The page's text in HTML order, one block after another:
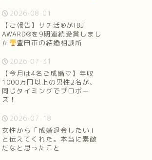
2026-08-01
【ご報告】サチ活®がIBJ
AWARD®を9期連続受賞しまし
た
豊田市の結婚相談所
2026-07-31
【今月は4名ご成婚♡】年収
1000万円以上の男性2名が、
同じタイミングでプロポー
ズ！
2026-07-18
女性から「成婚退会したい」
と伝えてくれた。本当に素敵
だなと思ったこと